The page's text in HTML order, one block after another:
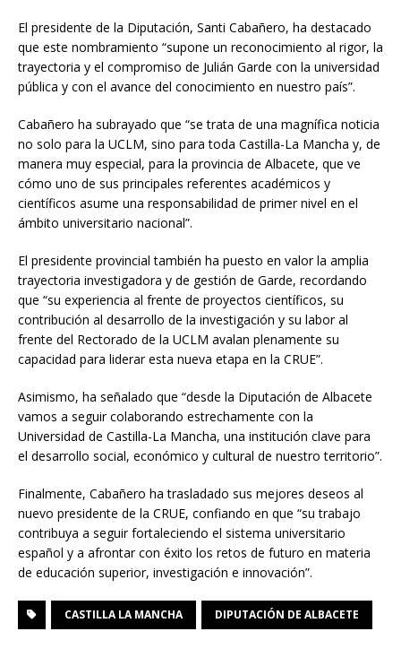
El presidente de la Diputación, Santi Cabañero, ha destacado
que este nombramiento “supone un reconocimiento al rigor, la
trayectoria y el compromiso de Julián Garde con la universidad
pública y con el avance del conocimiento en nuestro país”.
Cabañero ha subrayado que “se trata de una magnífica noticia
no solo para la UCLM, sino para toda Castilla-La Mancha y, de
manera muy especial, para la provincia de Albacete, que ve
cómo uno de sus principales referentes académicos y
científicos asume una responsabilidad de primer nivel en el
ámbito universitario nacional”.
El presidente provincial también ha puesto en valor la amplia
trayectoria investigadora y de gestión de Garde, recordando
que “su experiencia al frente de proyectos científicos, su
contribución al desarrollo de la investigación y su labor al
frente del Rectorado de la UCLM avalan plenamente su
capacidad para liderar esta nueva etapa en la CRUE”.
Asimismo, ha señalado que “desde la Diputación de Albacete
vamos a seguir colaborando estrechamente con la
Universidad de Castilla-La Mancha, una institución clave para
el desarrollo social, económico y cultural de nuestro territorio”.
Finalmente, Cabañero ha trasladado sus mejores deseos al
nuevo presidente de la CRUE, confiando en que “su trabajo
contribuya a seguir fortaleciendo el sistema universitario
español y a afrontar con éxito los retos de futuro en materia
de educación superior, investigación e innovación”.
CASTILLA LA MANCHA DIPUTACIÓN DE ALBACETE